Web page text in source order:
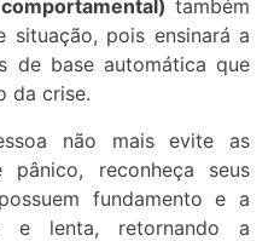
também
pois ensinará a
de base automática que
da crise.
não mais evite as
pânico, reconheça seus
fundamento e a
e lenta, retornando a